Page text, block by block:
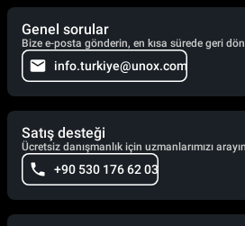
Genel sorular
Bize e-posta gönderin, en kısa sürede geri
info.turkiye@unox.com
Satış desteği
Ücretsiz danışmanlık için uzmanlarımızı
+90 530 176 62 03